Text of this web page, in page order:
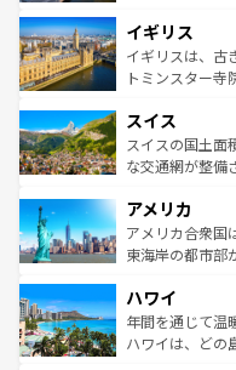
いる。シャンパ
香り高いラベン
らに、パリ以外
れる地方に足を
き
を参照してほし
顔を持つこの国
ルリンの文化的
してライン川沿
は、お酒好きな人に
ドイツ情報はコ
イギリス
イギリスは、古
トミンスター寺
リアごとに異な
ティー、ビール
戦など、本場だ
ンツ一覧を参照
スイス
スイスの国土面
な交通網が整備
の建物がそのま
博物館もあり、
ことができる。
ば市内交通費無料
着のスイス情報
アメリカ
アメリカ合衆国
東海岸の都市部
のような巨大都
ンメントが詰ま
西部には大自然
ハワイ
年間を通じて温
ハワイは、どの